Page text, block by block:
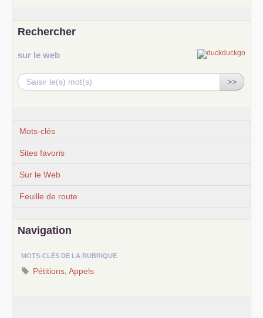
Rechercher
sur le web
>>
Mots-clés
Sites favoris
Sur le Web
Feuille de route
Navigation
MOTS-CLÉS DE LA RUBRIQUE
Pétitions, Appels